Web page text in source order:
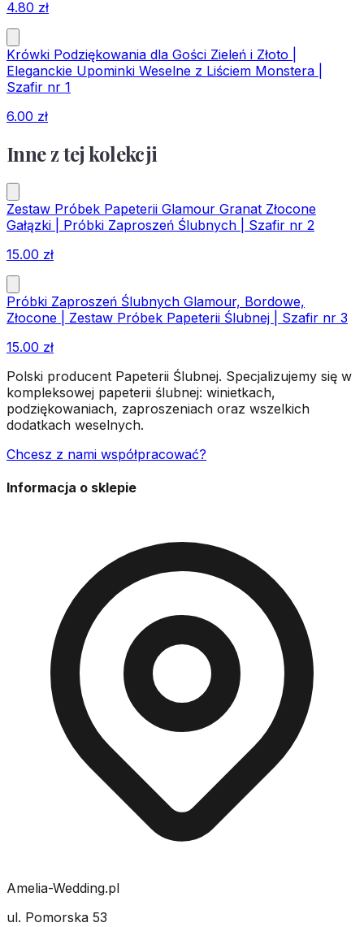
4.80 zł
Krówki Podziękowania dla Gości Zieleń i Złoto |
Eleganckie Upominki Weselne z Liściem Monstera |
Szafir nr 1
6.00 zł
Inne z tej kolekcji
Zestaw Próbek Papeterii Glamour Granat Złocone
Gałązki | Próbki Zaproszeń Ślubnych | Szafir nr 2
15.00 zł
Próbki Zaproszeń Ślubnych Glamour, Bordowe,
Złocone | Zestaw Próbek Papeterii Ślubnej | Szafir nr 3
15.00 zł
Polski producent Papeterii Ślubnej. Specjalizujemy się w
kompleksowej papeterii ślubnej: winietkach,
podziękowaniach, zaproszeniach oraz wszelkich
dodatkach weselnych.
Chcesz z nami współpracować?
Informacja o sklepie
Amelia-Wedding.pl
ul. Pomorska 53